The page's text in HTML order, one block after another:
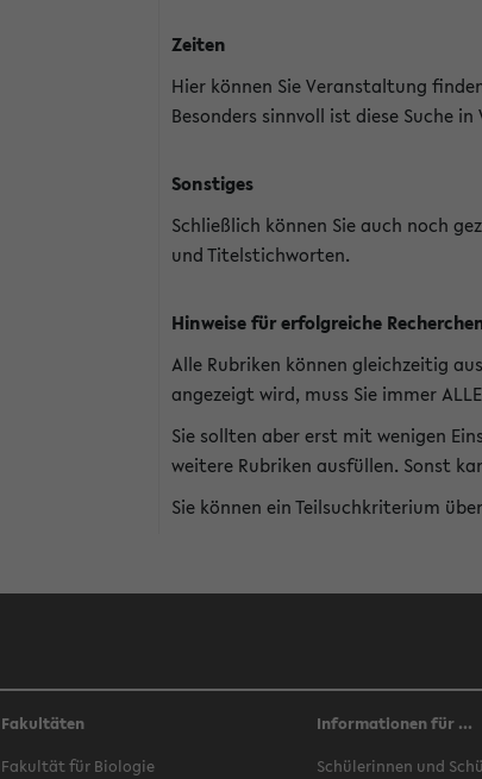
Zeiten
Hier können Sie Veranstaltung
Besonders sinnvoll ist diese Suche
Sonstiges
Schließlich können Sie auch noch
und Titelstichworten.
Hinweise für erfolgreiche
Alle Rubriken können gleichzeitig
angezeigt wird, muss Sie immer
Sie sollten aber erst mit wenigen
weitere Rubriken ausfüllen. Sonst
Sie können ein Teilsuchkriterium
Fakultäten
Fakultät für Biologie
Informationen für ...
Schülerinnen und